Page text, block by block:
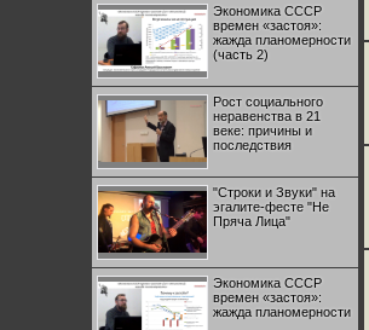
Экономика СССР
времен «застоя»:
жажда планомерности
(часть 2)
Рост социального
неравенства в 21
веке: причины и
последствия
"Строки и Звуки" на
эгалите-фесте "Не
Пряча Лица"
Экономика СССР
времен «застоя»:
жажда планомерности